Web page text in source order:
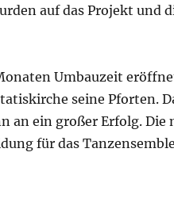
auf das Pro­jekt und
Umbau­zeit
sei­ne Pfor­ten.
an ein gro­ßer Erfolg.
für das